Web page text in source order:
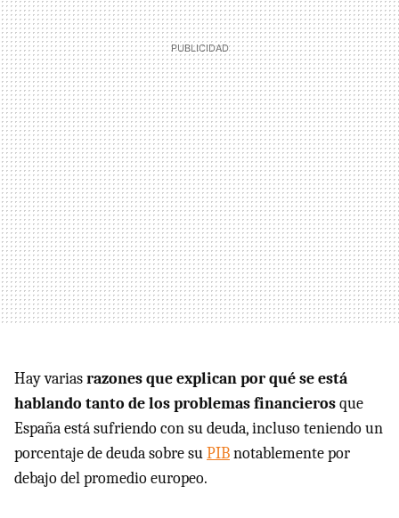
Hay variasrazones que explican por qué se está
hablando tanto de los problemas financierosque
España está sufriendo con su deuda, incluso teniendo un
porcentaje de deuda sobre suPIBnotablemente por
debajo del promedio europeo.